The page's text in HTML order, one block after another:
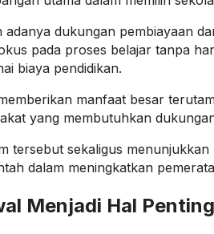
adanya dukungan pembiayaan
pada proses belajar tanpa
biaya pendidikan.
manfaat besar
yang membutuhkan
tersebut sekaligus menunjukkan
dalam meningkatkan
Menjadi Hal Penting